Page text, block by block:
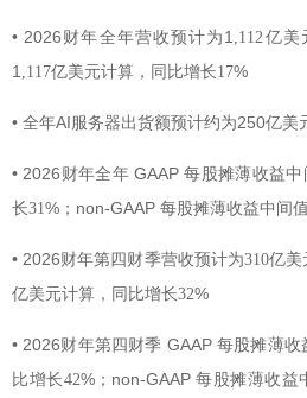
•2026 财年全年营收预计为 1,112亿美
1,117亿美元计算，同比增长17%
• 全年AI服务器出货额预计约为250亿美
•2026 财年全年GAAP每股摊薄收益
长31% ； non-GAAP 每股摊薄收益中间
•2026财年第四财季营收预计为310亿
亿美元计算，同比增长32%
•2026财年第四财季 GAAP 每股摊薄收
比增长42%； non-GAAP每股摊薄收益